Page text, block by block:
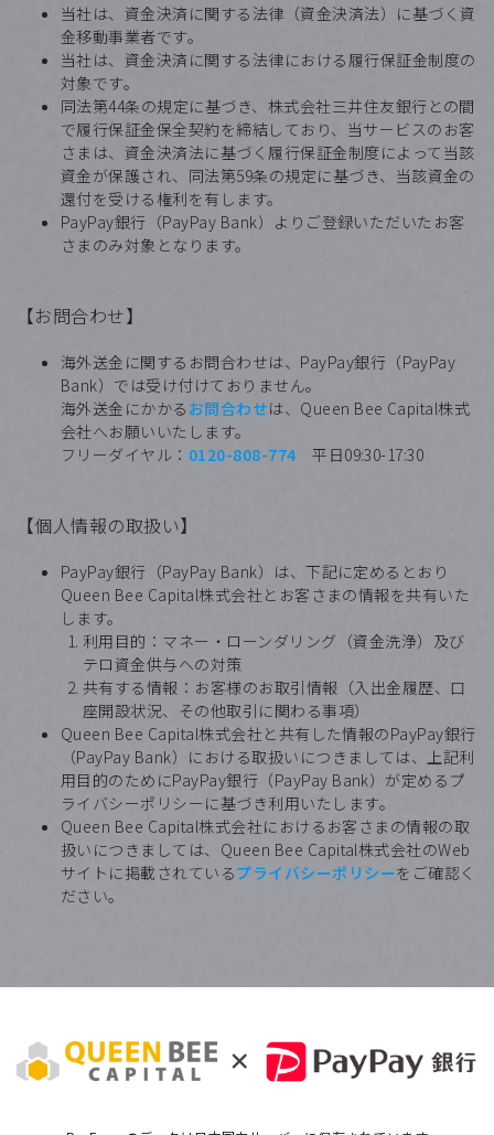
当社は、資金決済に関する法律（資金決済法）に基づく資
金移動事業者です。
当社は、資金決済に関する法律における履行保証金制度の
対象です。
同法第44条の規定に基づき、株式会社三井住友銀行との間
で履行保証金保全契約を締結しており、当サービスのお客
さまは、資金決済法に基づく履行保証金制度によって当該
資金が保護され、同法第59条の規定に基づき、当該資金の
還付を受ける権利を有します。
PayPay銀行（PayPay Bank）よりご登録いただいたお客
さまのみ対象となります。
【お問合わせ】
海外送金に関するお問合わせは、PayPay銀行（PayPay
Bank）では受け付けておりません。
海外送金にかかる お問合わせは、Queen Bee Capital株式
会社へお願いいたします。
フリーダイヤル： 0120-808-774 平日09:30-17:30
【個人情報の取扱い】
PayPay銀行（PayPay Bank）は、下記に定めるとおり
Queen Bee Capital株式会社とお客さまの情報を共有いた
します。
利用目的：マネー・ローンダリング（資金洗浄）及び
テロ資金供与への対策
共有する情報：お客様のお取引情報（入出金履歴、口
座開設状況、その他取引に関わる事項）
Queen Bee Capital株式会社と共有した情報のPayPay銀行
（PayPay Bank）における取扱いにつきましては、上記利
用目的のためにPayPay銀行（PayPay Bank）が定めるプ
ライバシーポリシーに基づき利用いたします。
Queen Bee Capital株式会社におけるお客さまの情報の取
扱いにつきましては、Queen Bee Capital株式会社のWeb
サイトに掲載されているプライバシーポリシーをご確認く
ださい。